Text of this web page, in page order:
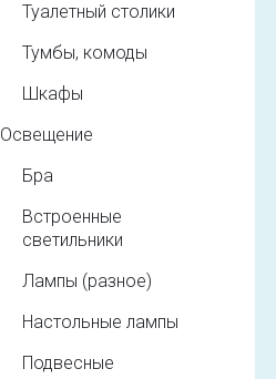
Туалетный столики
Тумбы, комоды
Шкафы
Освещение
Бра
Встроенные
светильники
Лампы (разное)
Настольные лампы
Подвесные